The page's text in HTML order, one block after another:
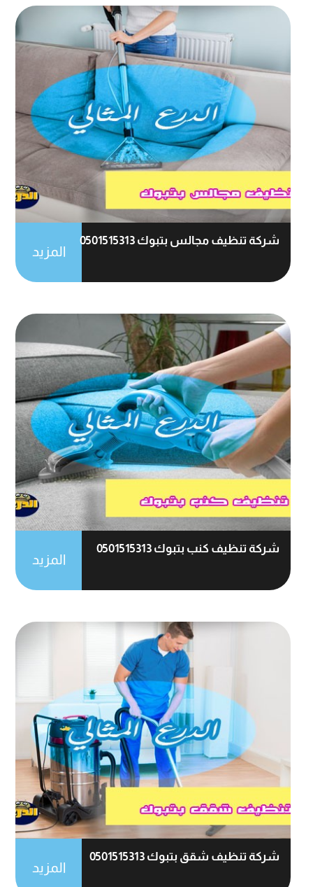
شركة تنظيف مجالس بتبوك 0501515313
المزيد
شركة تنظيف كنب بتبوك 0501515313
المزيد
شركة تنظيف شقق بتبوك 0501515313
المزيد